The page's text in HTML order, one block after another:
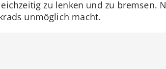
zu lenken und zu bremsen.
unmöglich macht.